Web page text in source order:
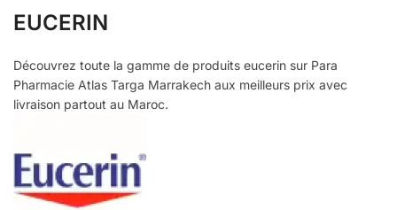
EUCERIN
Découvrez toute la gamme de produits eucerin sur Para
Pharmacie Atlas Targa Marrakech aux meilleurs prix avec
livraison partout au Maroc.